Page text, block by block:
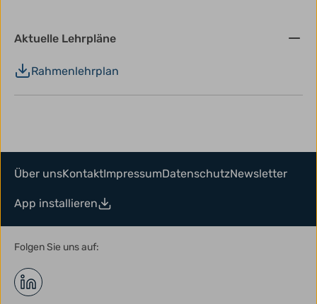
Aktuelle Lehrpläne
Rahmenlehrplan
Über unsKontaktImpressumDatenschutzNewsletter
App installieren
Folgen Sie uns auf: